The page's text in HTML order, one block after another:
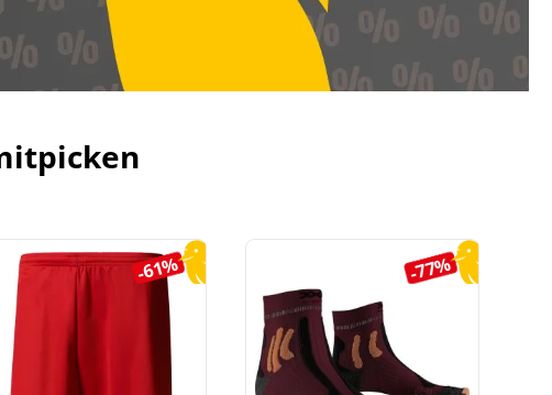
-61% -77%